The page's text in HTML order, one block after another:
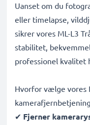
Uanset om du
eller timelapse,
sikrer vores ML-L3
stabilitet,
professionel kvalitet
Hvorfor vælge vores
✔ Fjerner